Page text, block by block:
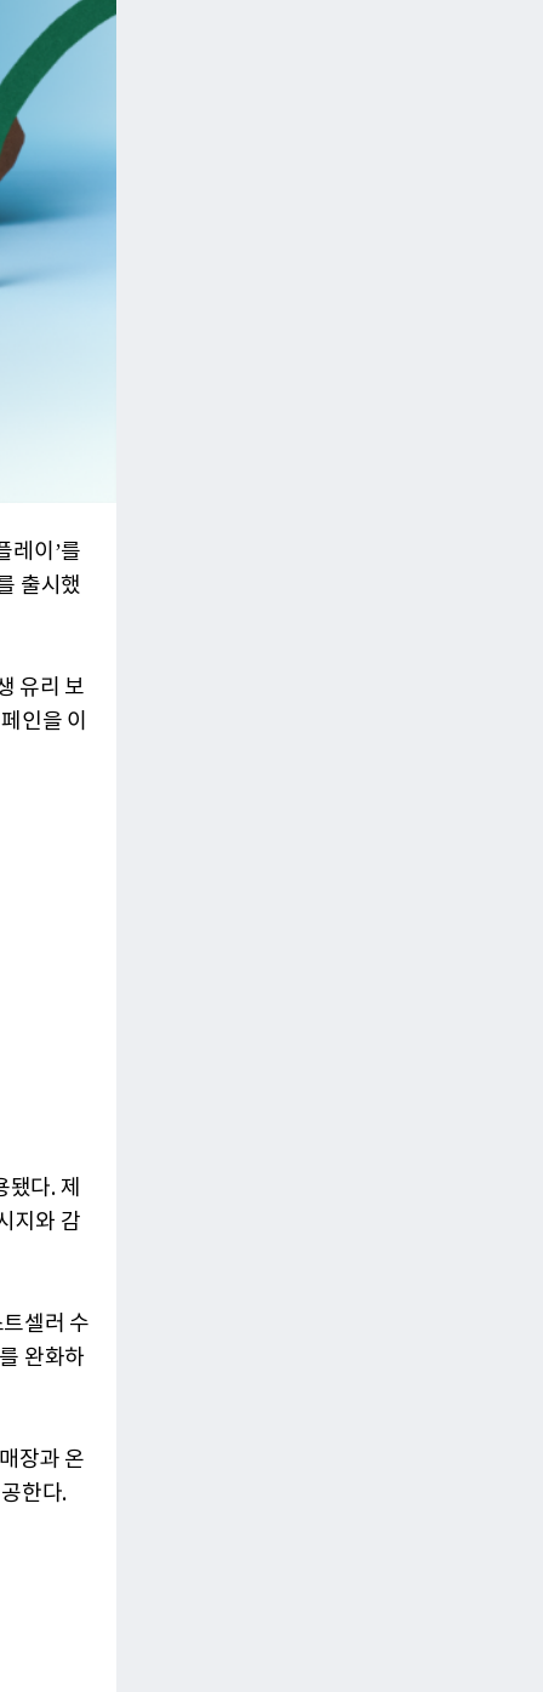
레이’를
출시했
유리 보
인을 이
다. 제
지와 감
셀러 수
완화하
장과 온
한다.